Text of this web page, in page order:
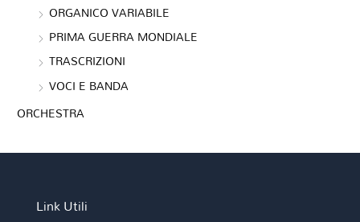
ORGANICO VARIABILE
PRIMA GUERRA MONDIALE
TRASCRIZIONI
VOCI E BANDA
ORCHESTRA
Link Utili